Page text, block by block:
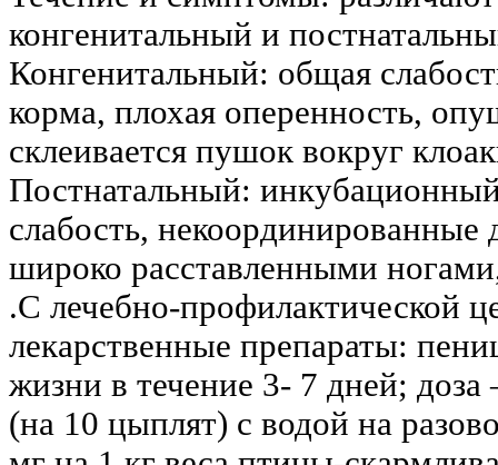
конгенитальный и
Конгенитальный: общая
корма, плохая оперенность,
склеивается пушок вокруг
Постнатальный:
слабость,
широко расставленными
.С лечебно-профилактической
лекарственные препараты:
жизни в течение 3- 7 дней;
(на 10 цыплят) с водой на